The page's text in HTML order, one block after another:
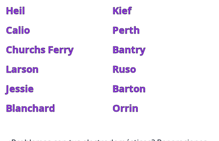
Heil
Kief
Calio
Perth
Churchs Ferry
Bantry
Larson
Ruso
Jessie
Barton
Blanchard
Orrin